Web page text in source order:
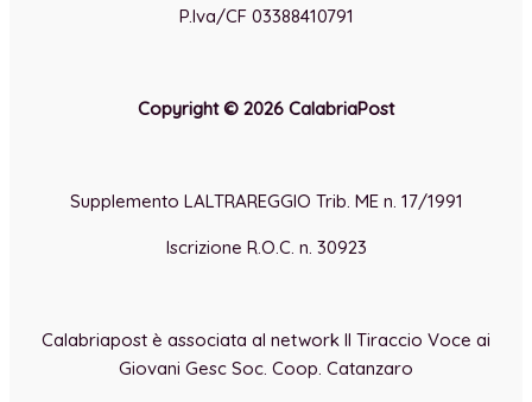
P.Iva/CF 03388410791
Copyright © 2026 CalabriaPost
Supplemento LALTRAREGGIO Trib. ME n. 17/1991
Iscrizione R.O.C. n. 30923
Calabriapost è associata al network Il Tiraccio Voce ai
Giovani Gesc Soc. Coop. Catanzaro